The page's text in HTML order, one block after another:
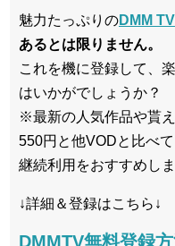
魅力たっぷりのDMM TV
あるとは限りません。
これを機に登録して、
はいかがでしょうか？
※最新の人気作品や貰
550円と他VODと比べ
継続利用をおすすめしま
↓詳細＆登録はこちら↓
DMMTV無料登録